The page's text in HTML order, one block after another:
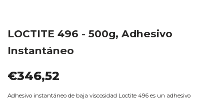
LOCTITE 496 - 500g, Adhesivo
Instantáneo
€346,52
Adhesivo instantáneo de baja viscosidad Loctite 496 es un adhesivo